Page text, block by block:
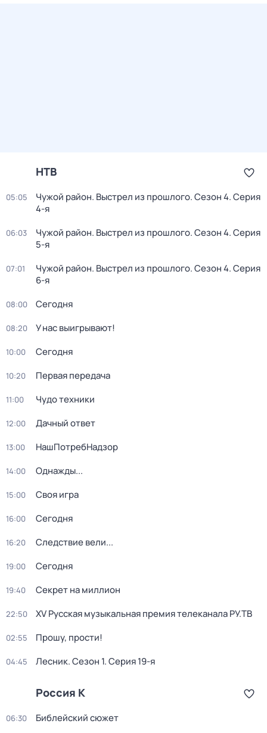
НТВ
05:05 Чужой район. Выстрел из прошлого. Сезон 4. Серия
4-я
06:03 Чужой район. Выстрел из прошлого. Сезон 4. Серия
5-я
07:01 Чужой район. Выстрел из прошлого. Сезон 4. Серия
6-я
08:00 Сегодня
08:20 У нас выигрывают!
10:00 Сегодня
10:20 Первая передача
11:00 Чудо техники
12:00 Дачный ответ
13:00 НашПотребНадзор
14:00 Однажды...
15:00 Своя игра
16:00 Сегодня
16:20 Следствие вели...
19:00 Сегодня
19:40 Секрет на миллион
22:50 XV Русская музыкальная премия телеканала РУ.ТВ
02:55 Прошу, прости!
04:45 Лесник. Сезон 1. Серия 19-я
Россия К
06:30 Библейский сюжет